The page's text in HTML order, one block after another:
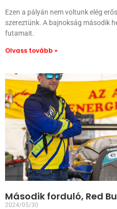
Ezen a pályán nem voltunk elég
szereztünk. A bajnokság második
futamait.
Olvass tovább »
Második forduló, Red
2024/05/30